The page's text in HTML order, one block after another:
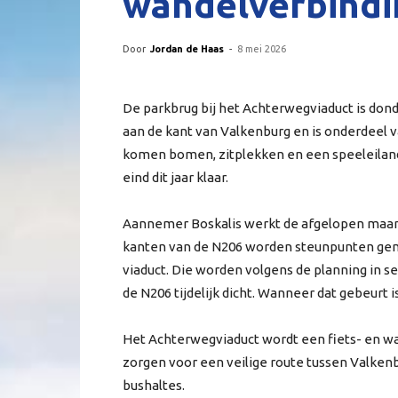
Door Jordan de Haas - 8 mei 2026
De parkbrug bij het Achterwegviaduct is
aan de kant van Valkenburg en is onderdeel
komen bomen, zitplekken en een
eind dit jaar klaar.
Aannemer Boskalis werkt de afgelopen
kanten van de N206 worden steunpunten
viaduct. Die worden volgens de planning in
de N206 tijdelijk dicht. Wanneer dat gebeurt
Het Achterwegviaduct wordt een fiets- en
zorgen voor een veilige route tussen
bushaltes.